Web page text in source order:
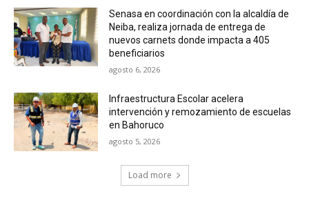
Senasa en coordinación con la alcaldía de
Neiba, realiza jornada de entrega de
nuevos carnets donde impacta a 405
beneficiarios
agosto 6, 2026
Infraestructura Escolar acelera
intervención y remozamiento de escuelas
en Bahoruco
agosto 5, 2026
Load more